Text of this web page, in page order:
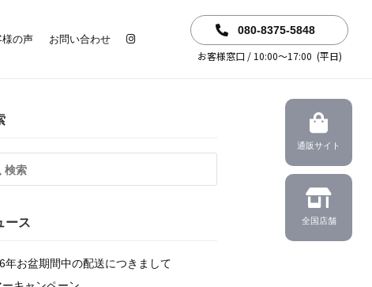
様の声 お問い合わせ
080-8375-5848
お客様窓口 / 10:00～17:00 (平日)
ース
年お盆期間中の配送につきまして
通販サイト
全国店舗